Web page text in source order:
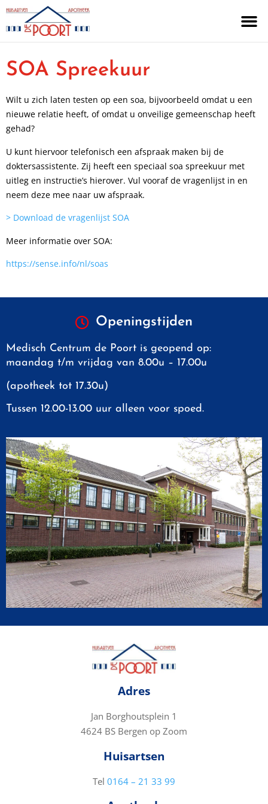
SOA Spreekuur
Wilt u zich laten testen op een soa, bijvoorbeeld omdat u een
nieuwe relatie heeft, of omdat u onveilige gemeenschap heeft
gehad?
U kunt hiervoor telefonisch een afspraak maken bij de
doktersassistente. Zij heeft een speciaal soa spreekuur met
uitleg en instructie’s hierover. Vul vooraf de vragenlijst in en
neem deze mee naar uw afspraak.
> Download de vragenlijst SOA
Meer informatie over SOA:
https://sense.info/nl/soas
Openingstijden
Medisch Centrum de Poort is geopend op:
maandag t/m vrijdag van 8.00u – 17.00u
(apotheek tot 17.30u)
Tussen 12.00-13.00 uur alleen voor spoed.
Adres
Jan Borghoutsplein 1
4624 BS Bergen op Zoom
Huisartsen
Tel 0164 – 21 33 99